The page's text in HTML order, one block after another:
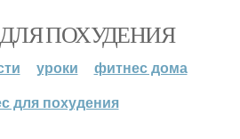
ПОХУДЕНИЯ
уроки
фитнес дома
для похудения